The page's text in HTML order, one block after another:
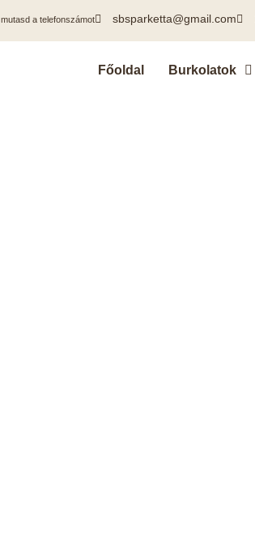
mutasd a telefonszámot sbsparketta@gmail.com
Főoldal Burkolatok